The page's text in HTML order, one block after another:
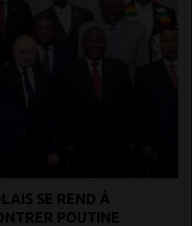
SE REND À
POUTINE